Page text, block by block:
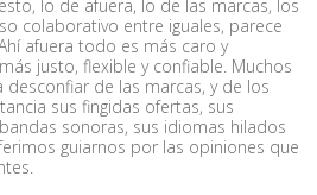
lo de afuera, lo de las marcas, los
colaborativo entre iguales, parece
afuera todo es más caro y
justo, flexible y confiable. Muchos
de las marcas, y de los
sus fingidas ofertas, sus
sonoras, sus idiomas hilados
guiarnos por las opiniones que